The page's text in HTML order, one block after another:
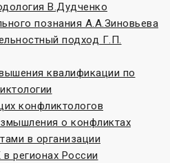
В.Дудченко
познания А.А.Зиновьева
подход Г.П.
квалификации по
конфликтологов
о конфликтах
в организации
регионах России